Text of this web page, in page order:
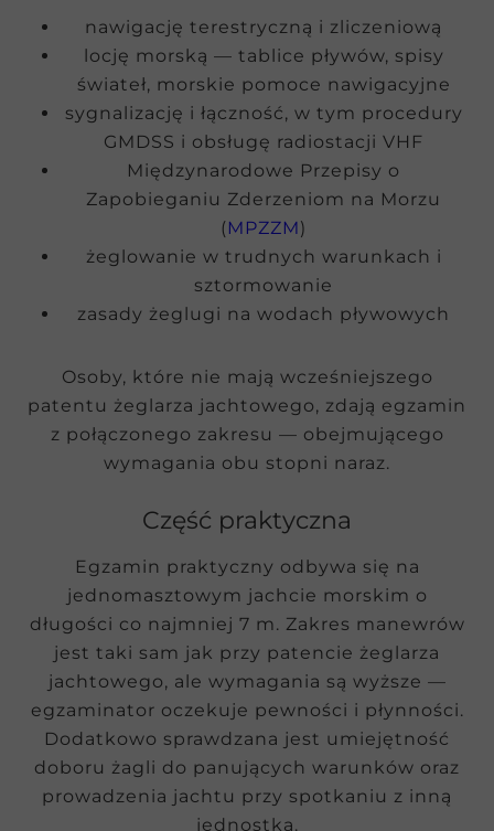
nawigację terestryczną i zliczeniową
locję morską — tablice pływów, spisy
świateł, morskie pomoce nawigacyjne
sygnalizację i łączność, w tym procedury
GMDSS i obsługę radiostacji VHF
Międzynarodowe Przepisy o
Zapobieganiu Zderzeniom na Morzu
(MPZZM)
żeglowanie w trudnych warunkach i
sztormowanie
zasady żeglugi na wodach pływowych
Osoby, które nie mają wcześniejszego
patentu żeglarza jachtowego, zdają egzamin
z połączonego zakresu — obejmującego
wymagania obu stopni naraz.
Część praktyczna
Egzamin praktyczny odbywa się na
jednomasztowym jachcie morskim o
długości co najmniej 7 m. Zakres manewrów
jest taki sam jak przy patencie żeglarza
jachtowego, ale wymagania są wyższe —
egzaminator oczekuje pewności i płynności.
Dodatkowo sprawdzana jest umiejętność
doboru żagli do panujących warunków oraz
prowadzenia jachtu przy spotkaniu z inną
jednostką.